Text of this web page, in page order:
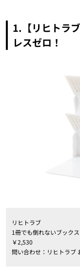
1.【リヒトラ
レスゼロ！
リヒトラブ
1冊でも倒れないブック
￥2,530
問い合わせ：リヒトラ